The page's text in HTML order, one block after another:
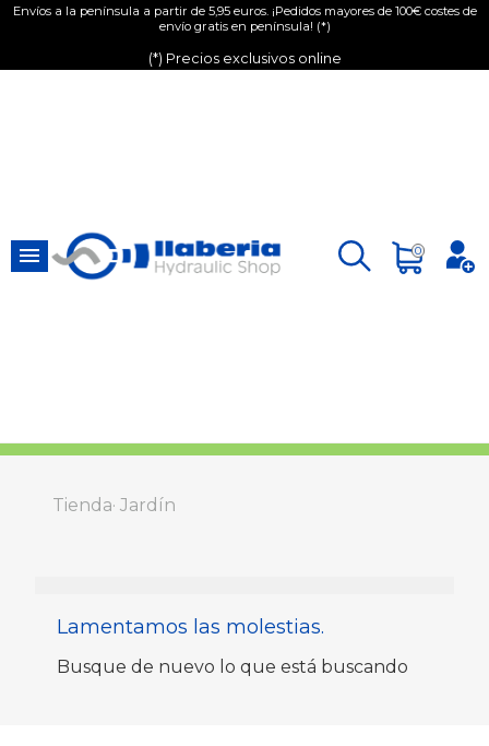
Envíos a la península a partir de 5,95 euros. ¡Pedidos mayores de 100€ costes de
envío gratis en península! (*)
(*) Precios exclusivos online
 0
Tienda Jardín
Lamentamos las molestias.
Busque de nuevo lo que está buscando